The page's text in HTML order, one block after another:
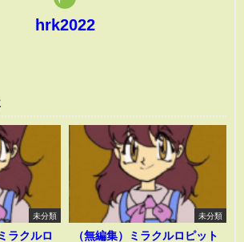
hrk2022
未分類
ラクルロ
未分類
（無編集）ミラクルロピット